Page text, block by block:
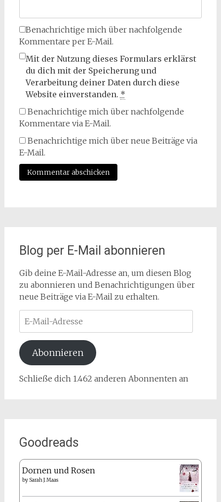
Benachrichtige mich über nachfolgende
Kommentare per E-Mail.
Mit der Nutzung dieses Formulars erklärst
du dich mit der Speicherung und
Verarbeitung deiner Daten durch diese
Website einverstanden. *
Benachrichtige mich über nachfolgende
Kommentare via E-Mail.
Benachrichtige mich über neue Beiträge via
E-Mail.
Blog per E-Mail abonnieren
Gib deine E-Mail-Adresse an, um diesen Blog
zu abonnieren und Benachrichtigungen über
neue Beiträge via E-Mail zu erhalten.
Mail-
Adresse
Abonnieren
Schließe dich 1.462 anderen Abonnenten an
Goodreads
Dornen und Rosen
by Sarah J. Maas